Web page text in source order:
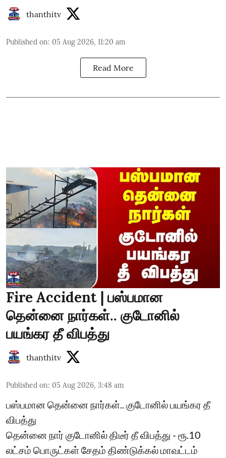
thanthitv
Published on: 05 Aug 2026, 11:20 am
Read More
Fire Accident | பஸ்பமான
தென்னை நார்கள்.. குடோனில்
பயங்கர தீ விபத்து
thanthitv
Published on: 05 Aug 2026, 3:48 am
பஸ்பமான தென்னை நார்கள்.. குடோனில் பயங்கர தீ
விபத்து
தென்னை நார் குடோனில் திடீர் தீ விபத்து - ரூ.10
லட்சம் பொருட்கள் சேதம் திண்டுக்கல் மாவட்டம்